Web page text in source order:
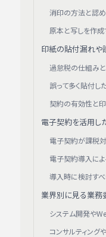
消印の方法と認
原本と写しを作
印紙の貼付漏れや
過怠税の仕組み
誤って多く貼付し
契約の有効性と
電子契約を活用し
電子契約が課税
電子契約導入に
導入時に検討す
業界別に見る業務
システム開発や
コンサルティング